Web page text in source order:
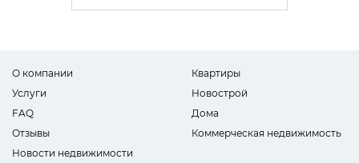
О компании
Услуги
FAQ
Отзывы
Новости недвижимости
Квартиры
Новострой
Дома
Коммерческая недвижимость